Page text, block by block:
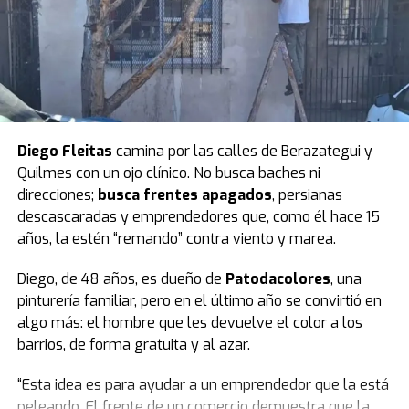
Estamos cambiando la historia de la Argentina”,
cerró la senadora.
Luego pidió un minuto de silencio por las víctimas e hizo
parar a todo el bloque. El peronismo observó y
Villarruel aclaró que ella no podía definir eso.
Finalmente, todos se pusieron de pie y se hizo silencio.
El peronismo se opuso desde el inicioy, además de
advertir que la ley se concentra en lo punitivo y no en la
protección de las infancias, remarcó que los fondos
presupuestados resultan insuficientes.
Según la norma,el presupuesto para un sistema que
reduce la edad de 16 a 14 años destina $23.700
millones a las provincias.
costo del metro cuadrado es de 3,2 millones de pesos.
Diego Fleitas camina por las calles de Berazategui y
Quilmes con un ojo clínico. No busca baches ni
direcciones; busca frentes apagados, persianas
descascaradas y emprendedores que, como él hace 15
años, la estén “remando” contra viento y marea.
Diego, de 48 años, es dueño de Patodacolores, una
pinturería familiar, pero en el último año se convirtió en
algo más: el hombre que les devuelve el color a los
barrios, de forma gratuita y al azar.
“Esta idea es para ayudar a un emprendedor que la está